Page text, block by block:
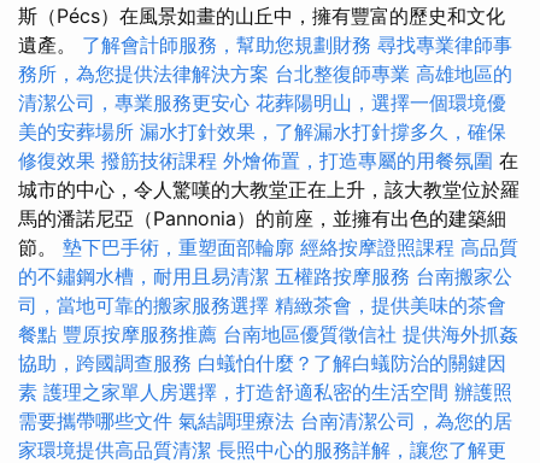
斯（Pécs）在風景如畫的山丘中，擁有豐富的歷史和文化
遺產。 了解會計師服務，幫助您規劃財務 尋找專業律師事
務所，為您提供法律解決方案 台北整復師專業 高雄地區的
清潔公司，專業服務更安心 花葬陽明山，選擇一個環境優
美的安葬場所 漏水打針效果，了解漏水打針撐多久，確保
修復效果 撥筋技術課程 外燴佈置，打造專屬的用餐氛圍 在
城市的中心，令人驚嘆的大教堂正在上升，該大教堂位於羅
馬的潘諾尼亞（Pannonia）的前座，並擁有出色的建築細
節。 墊下巴手術，重塑面部輪廓 經絡按摩證照課程 高品質
的不鏽鋼水槽，耐用且易清潔 五權路按摩服務 台南搬家公
司，當地可靠的搬家服務選擇 精緻茶會，提供美味的茶會
餐點 豐原按摩服務推薦 台南地區優質徵信社 提供海外抓姦
協助，跨國調查服務 白蟻怕什麼？了解白蟻防治的關鍵因
素 護理之家單人房選擇，打造舒適私密的生活空間 辦護照
需要攜帶哪些文件 氣結調理療法 台南清潔公司，為您的居
家環境提供高品質清潔 長照中心的服務詳解，讓您了解更